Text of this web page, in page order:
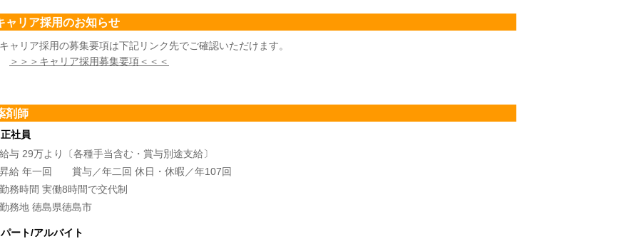
ャリア採用のお知らせ
キャリア採用の募集要項は下記リンク先でご確認いただけます。
＞＞＞キャリア採用募集要項＜＜＜
剤師
社員
給与 29万より〔各種手当含む・賞与別途支給〕
昇給 年一回 賞与／年二回 休日・休暇／年107回
勤務時間 実働8時間で交代制
勤務地 徳島県徳島市
ート/アルバイト